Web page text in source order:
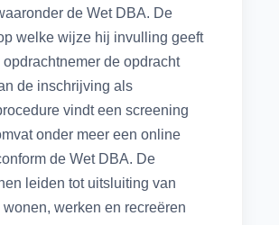
de Wet DBA. De
welke wijze hij invulling geeft
de opdracht
de inschrijving als
vindt een screening
onder meer een online
de Wet DBA. De
leiden tot uitsluiting van
werken en recreëren